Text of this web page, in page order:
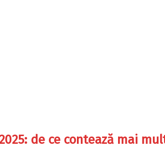
de ce contează mai